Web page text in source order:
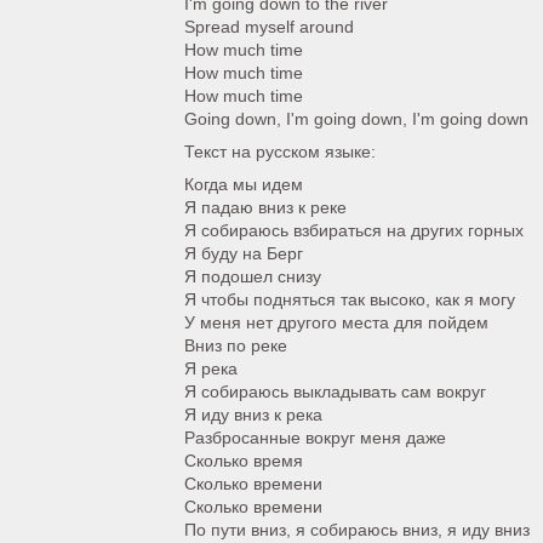
Spread myself around
How much time
How much time
How much time
Going down, I'm going down, I'm going down
Текст на русском языке:
Когда мы идем
Я падаю вниз к реке
Я собираюсь взбираться на других горных
Я буду на Берг
Я подошел снизу
Я чтобы подняться так высоко, как я могу
У меня нет другого места для пойдем
Вниз по реке
Я река
Я собираюсь выкладывать сам вокруг
Я иду вниз к река
Разбросанные вокруг меня даже
Сколько время
Сколько времени
Сколько времени
По пути вниз, я собираюсь вниз, я иду вниз